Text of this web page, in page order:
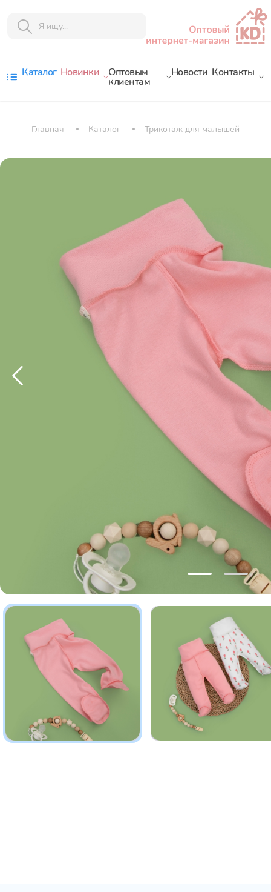
Каталог Новинки Оптовым
клиентам
Новости Контакты
Главная Каталог Трикотаж для малышей